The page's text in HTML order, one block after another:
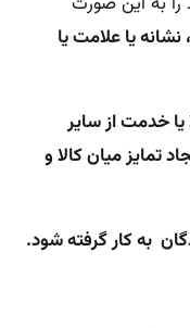
یا علامت یا
یا خدمت از سایر
تمایز میان کالا و
به کار گرفته شود.